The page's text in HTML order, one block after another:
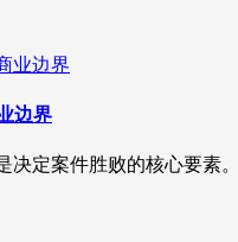
边界
定案件胜败的核心要